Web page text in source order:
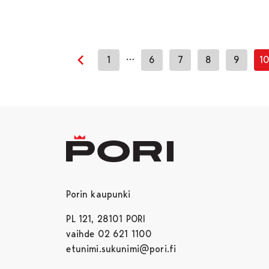
Previous page
1 … 6 7 8 9 10
Porin kaupunki
PL 121, 28101 PORI
vaihde 02 621 1100
etunimi.sukunimi@pori.fi